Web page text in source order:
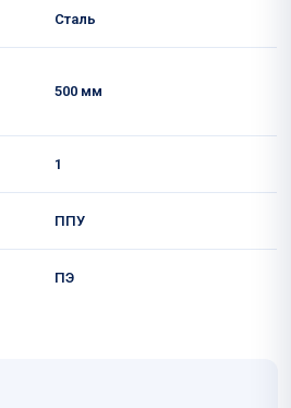
Сталь
500 мм
1
ППУ
ПЭ